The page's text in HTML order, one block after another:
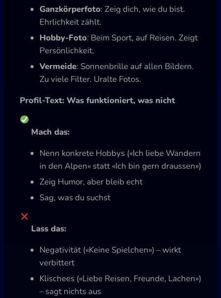
Ganzkörperfoto: Zeig dich, wie du bist.
Ehrlichkeit zählt.
Hobby-Foto: Beim Sport, auf Reisen. Zeigt
Persönlichkeit.
Vermeide: Sonnenbrille auf allen Bildern.
Zu viele Filter. Uralte Fotos.
Profil-Text: Was funktioniert, was nicht
Mach das:
Nenn konkrete Hobbys («Ich liebe Wandern
in den Alpen» statt «Ich bin gern draussen»)
Zeig Humor, aber bleib echt
Sag, was du suchst
Lass das:
Negativität («Keine Spielchen») – wirkt
verbittert
Klischees («Liebe Reisen, Freunde, Lachen»)
– sagt nichts aus